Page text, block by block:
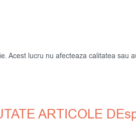
Acest lucru nu afecteaza calitatea sau
ARTICOLE